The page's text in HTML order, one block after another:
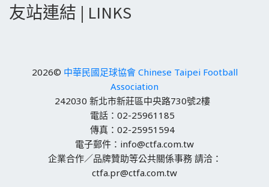
友站連結 | LINKS
2026© 中華民國足球協會 Chinese Taipei Football
Association
242030 新北市新莊區中央路730號2樓
電話：02-25961185
傳真：02-25951594
電子郵件：info@ctfa.com.tw
企業合作／品牌贊助等公共關係事務 請洽：
ctfa.pr@ctfa.com.tw